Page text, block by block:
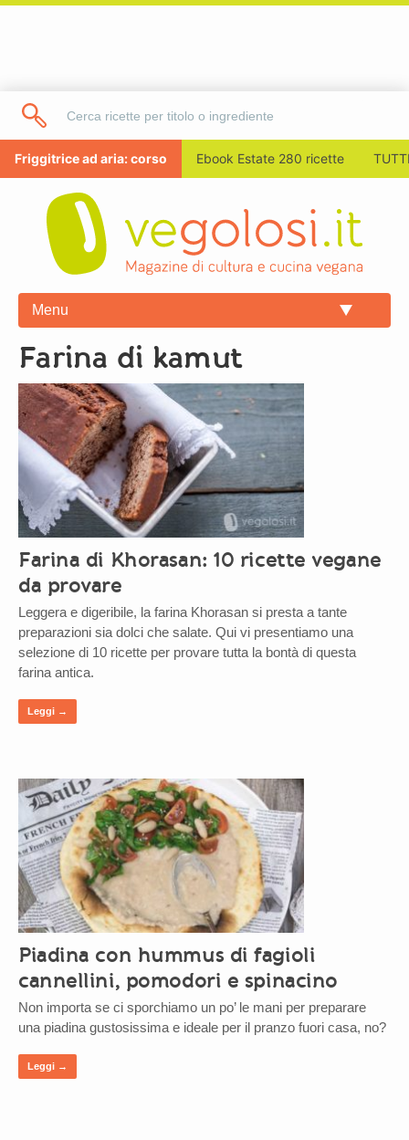
Friggitrice ad aria: corso Ebook Estate 280 ricette
Menu
farina di kamut
Farina di Khorasan: 10 ricette vegane
da provare
Leggera e digeribile, la farina Khorasan si presta a tante
preparazioni sia dolci che salate. Qui vi presentiamo una
selezione di 10 ricette per provare tutta la bontà di questa
farina antica.
Leggi →
Piadina con hummus di fagioli
cannellini, pomodori e spinacino
Non importa se ci sporchiamo un po’ le mani per preparare
una piadina gustosissima e ideale per il pranzo fuori casa, no?
Leggi →